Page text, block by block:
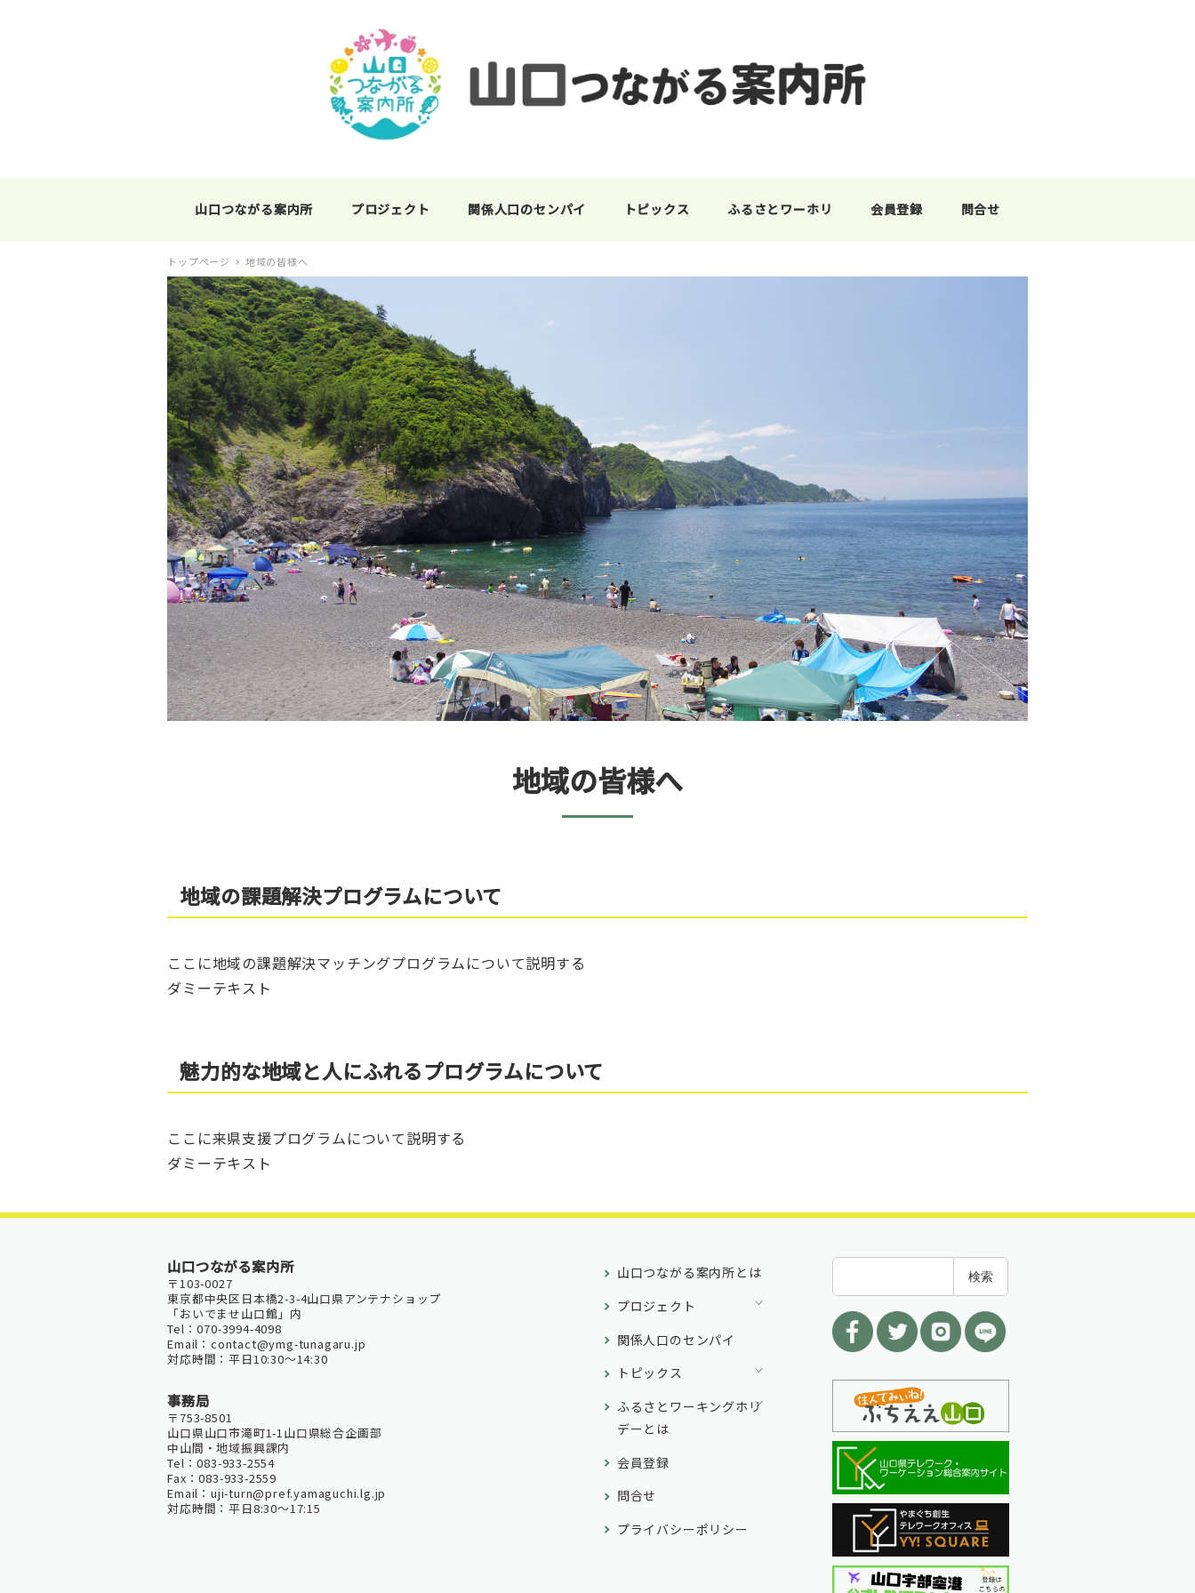
山口つながる案内所 プロジェクト 関係人口のセンパイ トピックス ふるさとワーホリ 会員登録 問合せ
トップページ 地域の皆様へ
地域の皆様へ
地域の課題解決プログラムについて
ここに地域の課題解決マッチングプログラムについて説明する
ダミーテキスト
魅力的な地域と人にふれるプログラムについて
ここに来県支援プログラムについて説明する
ダミーテキスト
山口つながる案内所
〒103-0027
東京都中央区日本橋2-3-4山口県アンテナショップ
「おいでませ山口館」内
Tel：070-3994-4098
Email：contact@ymg-tunagaru.jp
対応時間：平日10:30～14:30
事務局
〒753-8501
山口県山口市滝町1-1山口県総合企画部
中山間・地域振興課内
Tel：083-933-2554
Fax：083-933-2559
Email：uji-turn@pref.yamaguchi.lg.jp
対応時間：平日8:30～17:15
山口つながる案内所とは
プロジェクト
関係人口のセンパイ
トピックス
ふるさとワーキングホリ
デーとは
会員登録
問合せ
プライバシーポリシー
索
検索